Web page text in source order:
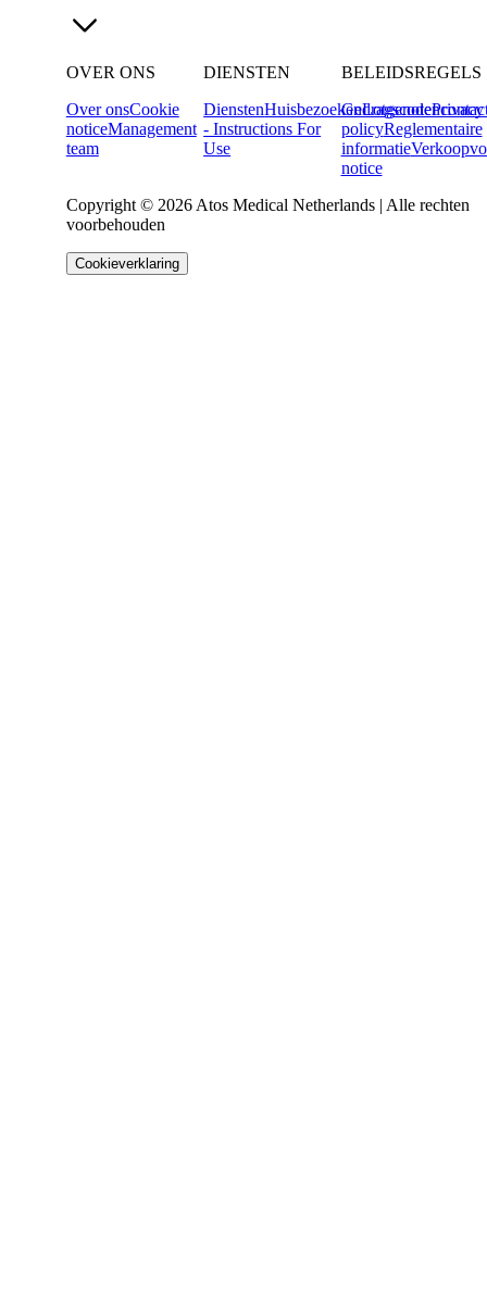
OVER ONS
Over onsCookie
noticeManagement
team
DIENSTEN
DienstenHuisbezoeken
- Instructions For
Use
BELEIDSREGELS
GedragscodePrivacy
policyReglementaire
informatie
notice
Copyright © 2026 Atos Medical Netherlands | Alle rechten
voorbehouden
Cookieverklaring